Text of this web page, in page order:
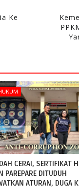
Ke
CERAI, SERTIFIKAT
PAREPARE DITUDUH
ATURAN, DUGA